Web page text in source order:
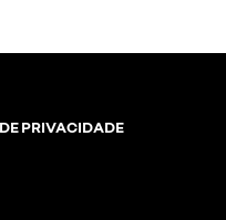
PRIVACIDADE